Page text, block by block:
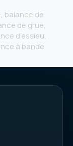
balance de
de grue,
d’essieu,
à bande